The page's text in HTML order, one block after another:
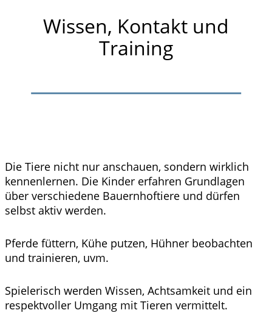
Wissen, Kontakt und
Training
Die Tiere nicht nur anschauen, sondern wirklich
kennenlernen. Die Kinder erfahren Grundlagen
über verschiedene Bauernhoftiere und dürfen
selbst aktiv werden.
Pferde füttern, Kühe putzen, Hühner beobachten
und trainieren, uvm.
Spielerisch werden Wissen, Achtsamkeit und ein
respektvoller Umgang mit Tieren vermittelt.